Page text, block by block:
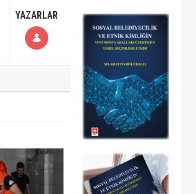
YAZARLAR